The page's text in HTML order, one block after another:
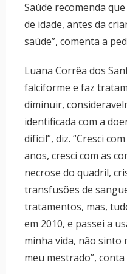
Saúde recomenda
de idade, antes da
saúde”, comenta a
Luana Corrêa dos
falciforme e faz
diminuir,
identificada com a
difícil”, diz. “Cresci
anos, cresci com as
necrose do quadril,
transfusões de
tratamentos, mas,
em 2010, e passei a
minha vida, não sinto
meu mestrado”,